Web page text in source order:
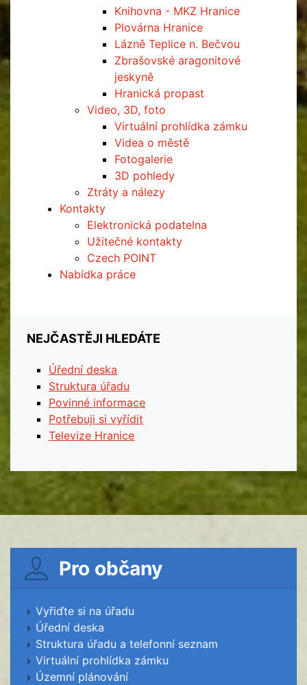
Knihovna - MKZ Hranice
Plovárna Hranice
Lázně Teplice n. Bečvou
Zbrašovské aragonitové
jeskyně
Hranická propast
Video, 3D, foto
Virtuální prohlídka zámku
Videa o městě
Fotogalerie
3D pohledy
Ztráty a nálezy
Kontakty
Elektronická podatelna
Užitečné kontakty
Czech POINT
Nabídka práce
NEJČASTĚJI HLEDÁTE
Úřední deska
Struktura úřadu
Povinné informace
Potřebuji si vyřídit
Televize Hranice
Pro občany
Vyřiďte si na úřadu
Úřední deska
Struktura úřadu a telefonní seznam
Virtuální prohlídka zámku
Územní plánování